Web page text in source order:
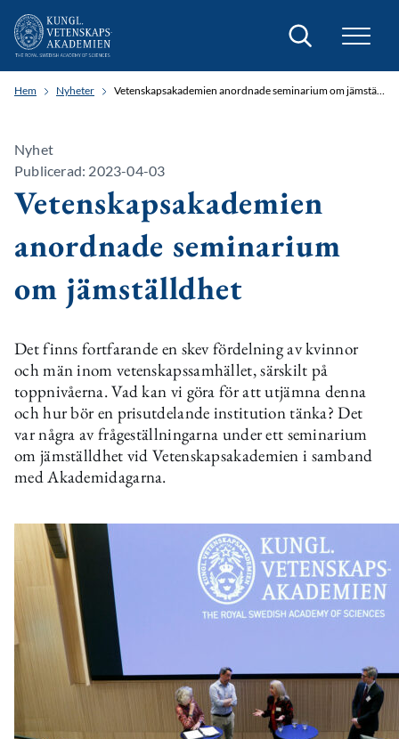
Sök
Hem Nyheter Vetenskapsakademien anordnade seminarium om jämställdhet
Nyhet
Publicerad: 2023-04-03
Vetenskapsakademien
anordnade seminarium
om jämställdhet
Det finns fortfarande en skev fördelning av kvinnor
och män inom vetenskapssamhället, särskilt på
toppnivåerna. Vad kan vi göra för att utjämna denna
och hur bör en prisutdelande institution tänka? Det
var några av frågeställningarna under ett seminarium
om jämställdhet vid Vetenskapsakademien i samband
med Akademidagarna.